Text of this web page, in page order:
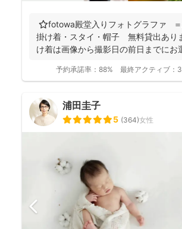
⭐️fotowa殿堂入りフォトグラファ
掛け着・スタイ・帽子 無料貸出あり
け着は画像から撮影日の前日までにお
予約承諾率： 88% 最終アクティブ：
浦田圭子
5 (364)女性